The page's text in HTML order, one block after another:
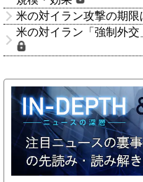
米の対イラン攻撃の期限
米の対イラン「強制外